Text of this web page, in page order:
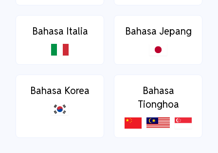
Bahasa Italia Bahasa Jepang
Bahasa Korea
Bahasa
Tionghoa